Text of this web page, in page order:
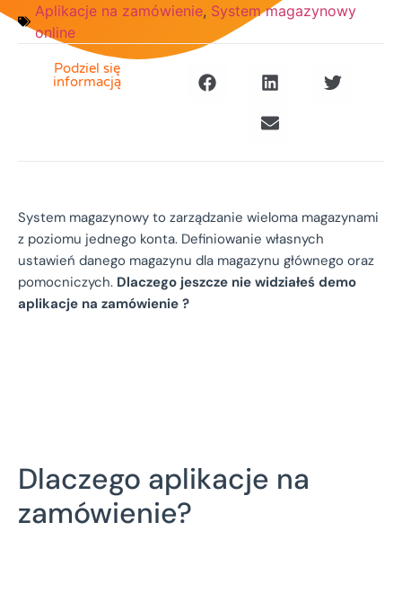
Aplikacje na zamówienie, System magazynowy
online
Podziel się
informacją
System magazynowy to zarządzanie wieloma magazynami
z poziomu jednego konta. Definiowanie własnych
ustawień danego magazynu dla magazynu głównego oraz
pomocniczych. Dlaczego jeszcze nie widziałeś demo
aplikacje na zamówienie ?
Dlaczego aplikacje na
zamówienie?